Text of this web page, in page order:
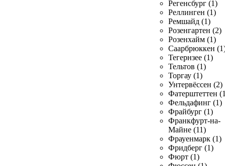
Регенсбург (1)
Реллинген (1)
Ремшайд (1)
Розенгартен (2)
Розенхайм (1)
Саарбрюккен
Тегернзее (1)
Тельтов (1)
Торгау (1)
Унтервёссен (2)
Фатерштеттен
Фельдафинг (1)
Фрайбург (1)
Франкфурт-на-
Майне (11)
Фрауенмарк (1)
Фридберг (1)
Фюрт (1)